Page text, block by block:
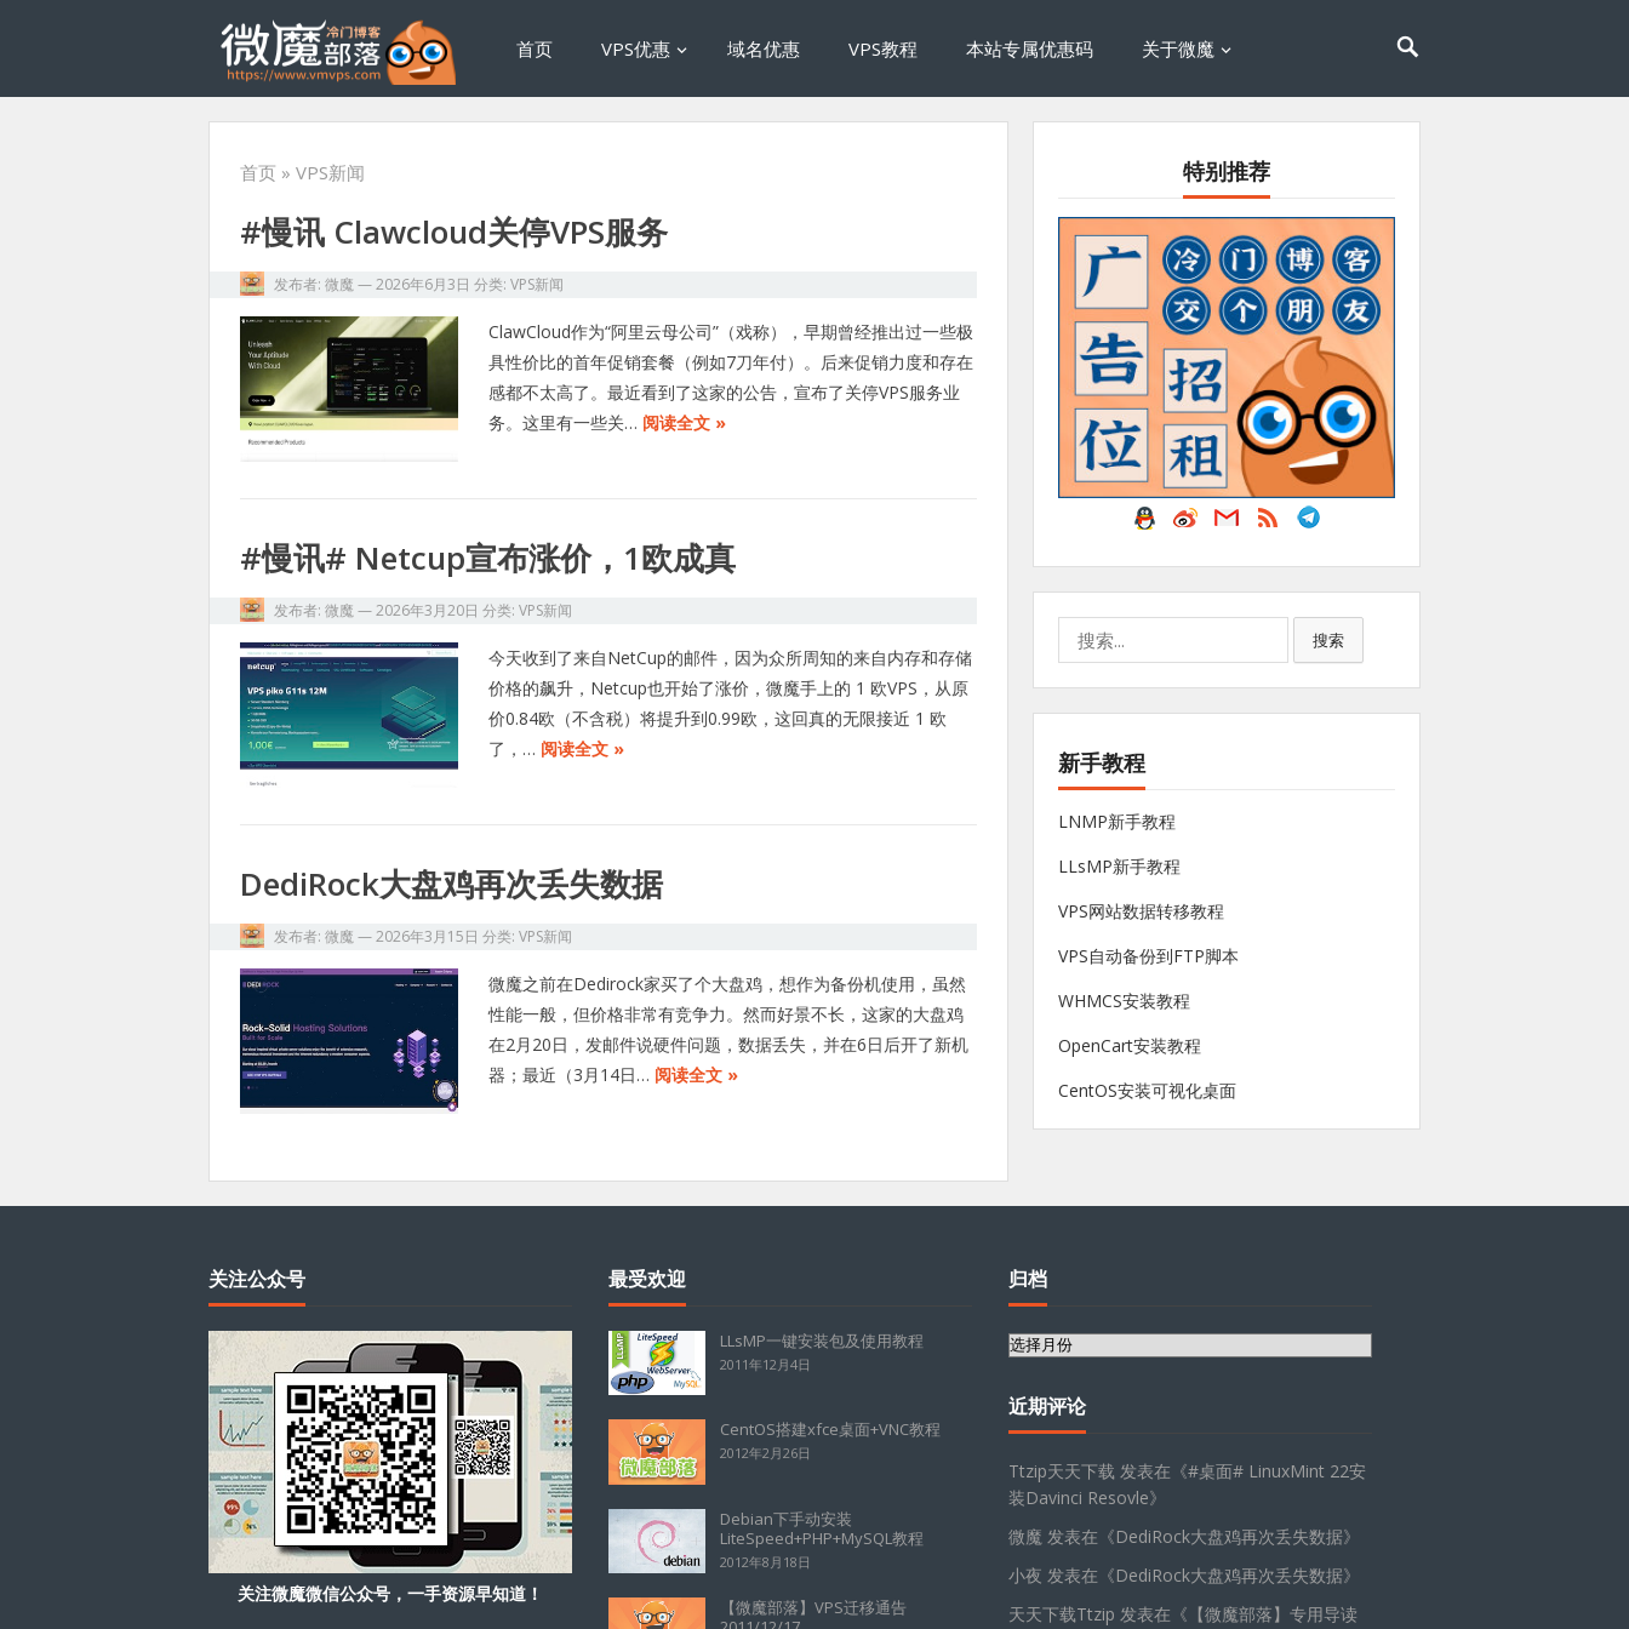
首页 VPS优惠 域名优惠 VPS教程 本站专属优惠码 关于微魔
首页 » VPS新闻
#慢讯 Clawcloud关停VPS服务
发布者: 微魔 —2026年6月3日 分类: VPS新闻
ClawCloud作为“阿里云母公司”（戏称），早期曾经推出过一些极
具性价比的首年促销套餐（例如7刀年付）。后来促销力度和存在
感都不太高了。最近看到了这家的公告，宣布了关停VPS服务业
务。这里有一些关… 阅读全文 »
#慢讯# Netcup宣布涨价，1欧成真
发布者: 微魔 —2026年3月20日 分类: VPS新闻
今天收到了来自NetCup的邮件，因为众所周知的来自内存和存储
价格的飙升，Netcup也开始了涨价，微魔手上的 1 欧VPS，从原
价0.84欧（不含税）将提升到0.99欧，这回真的无限接近 1 欧
了，… 阅读全文 »
DediRock大盘鸡再次丢失数据
发布者: 微魔 —2026年3月15日 分类: VPS新闻
微魔之前在Dedirock家买了个大盘鸡，想作为备份机使用，虽然
性能一般，但价格非常有竞争力。然而好景不长，这家的大盘鸡
在2月20日，发邮件说硬件问题，数据丢失，并在6日后开了新机
器；最近（3月14日… 阅读全文 »
特别推荐
搜索
新手教程
LNMP新手教程
LLsMP新手教程
VPS网站数据转移教程
VPS自动备份到FTP脚本
WHMCS安装教程
OpenCart安装教程
CentOS安装可视化桌面
关注公众号
关注微魔微信公众号，一手资源早知道！
最受欢迎
LLsMP一键安装包及使用教程
2011年12月4日
CentOS搭建xfce桌面+VNC教程
2012年2月26日
Debian下手动安装
LiteSpeed+PHP+MySQL教程
2012年8月18日
【微魔部落】VPS迁移通告
归档
归
近期评论
Ttzip天天下载 发表在《#桌面# LinuxMint 22安
装Davinci Resovle》
微魔 发表在《DediRock大盘鸡再次丢失数据》
小夜 发表在《DediRock大盘鸡再次丢失数据》
天天下载Ttzip 发表在《 【微魔部落】专用导读